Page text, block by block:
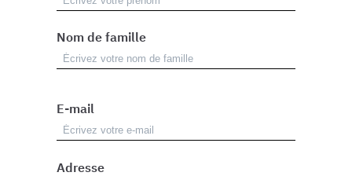
Nom de famille
E-mail
Adresse